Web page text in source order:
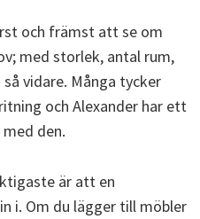
och främst att se om
med storlek, antal rum,
vidare. Många tycker
och Alexander har ett
den.
är att en
i. Om du lägger till möbler